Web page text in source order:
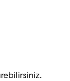
çoğu alkol